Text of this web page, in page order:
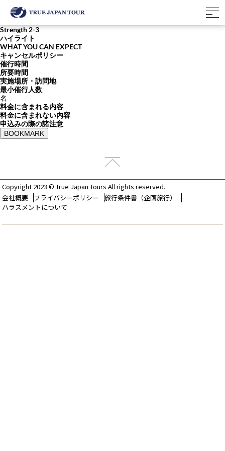
Strength 2-3
ハイライト
WHAT YOU CAN EXPECT
キャンセルポリシー
催行時間
所要時間
実施場所・訪問地
最小催行人数
名
料金に含まれる内容
料金に含まれない内容
申込みの際の諸注意
BOOKMARK
Copyright 2023 © True Japan Tours All rights reserved.
会社概要
プライバシーポリシー
旅行条件書（企画旅行）
ハラスメントについて